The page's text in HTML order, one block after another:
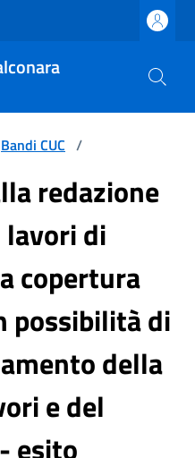
Bandi CUC /
redazione
di
copertura
possibilità di
della
e del
esito